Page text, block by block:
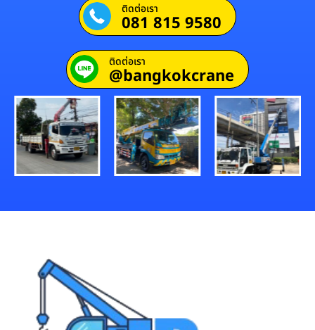
ติดต่อเรา
081 815 9580
ติดต่อเรา
@bangkokcrane